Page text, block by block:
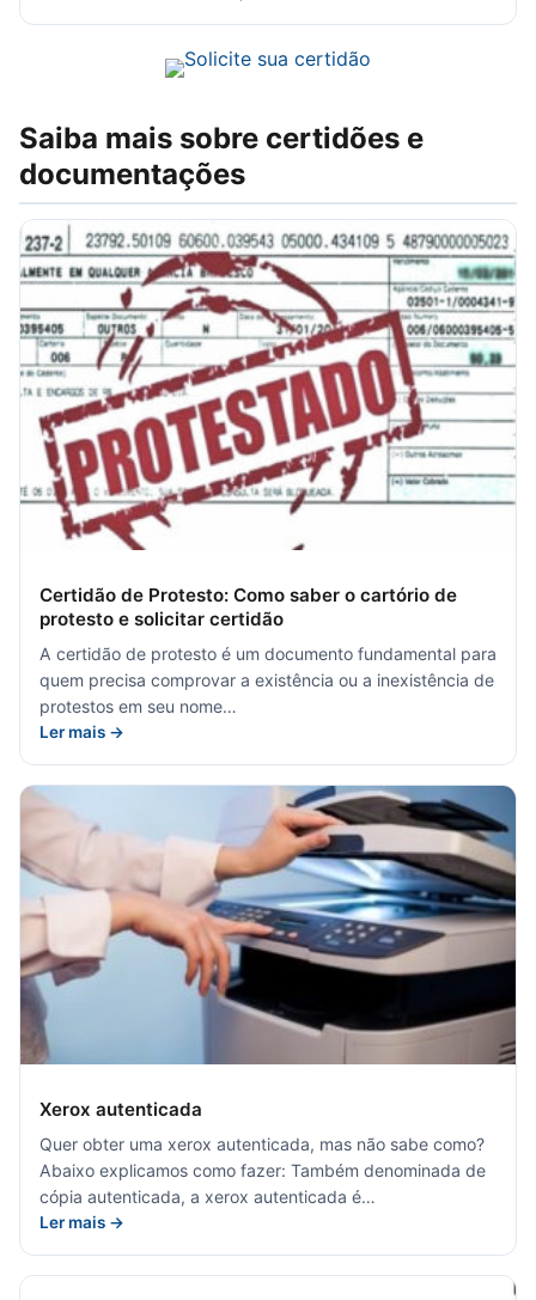
Saiba mais sobre certidões e
documentações
Certidão de Protesto: Como saber o cartório de
protesto e solicitar certidão
A certidão de protesto é um documento fundamental para
quem precisa comprovar a existência ou a inexistência de
protestos em seu nome…
Ler mais →
Xerox autenticada
Quer obter uma xerox autenticada, mas não sabe como?
Abaixo explicamos como fazer: Também denominada de
cópia autenticada, a xerox autenticada é…
Ler mais →